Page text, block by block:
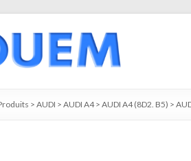
> AUDI > AUDI A4> AUDI A4 (8D2. B5) >